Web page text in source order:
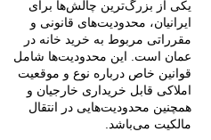
یکی از بزرگ‌ترین چالش‌ها برای
ایرانیان، محدودیت‌های قانونی و
مقرراتی مربوط به خرید خانه در
عمان است. این محدودیت‌ها شامل
قوانین خاص درباره نوع و موقعیت
املاکی قابل خریداری خارجیان و
همچنین محدودیت‌هایی در انتقال
مالکیت می‌باشد.